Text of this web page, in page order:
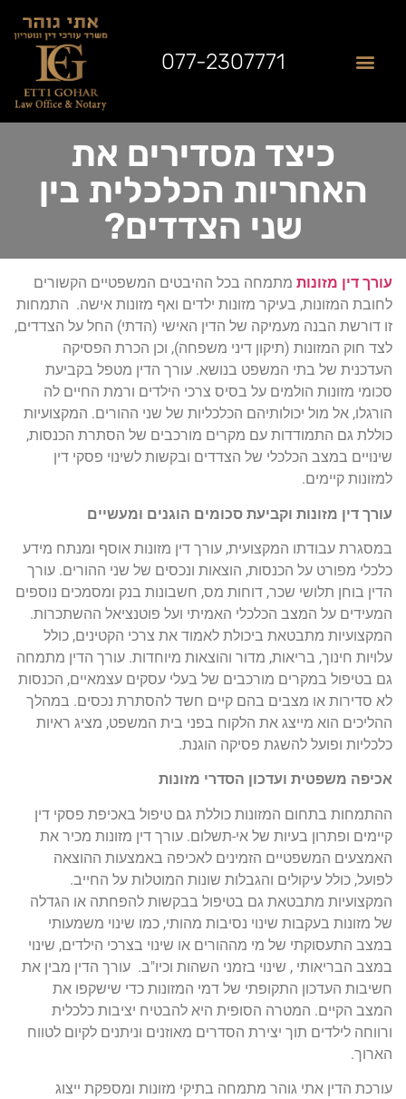
077-2307771
כיצד מסדירים את
האחריות הכלכלית בין
שני הצדדים?
עורך דין מזונות מתמחה בכל ההיבטים המשפטיים הקשורים
לחובת המזונות, בעיקר מזונות ילדים ואף מזונות אישה. התמחות
זו דורשת הבנה מעמיקה של הדין האישי (הדתי) החל על הצדדים,
לצד חוק המזונות (תיקון דיני משפחה), וכן הכרת הפסיקה
העדכנית של בתי המשפט בנושא. עורך הדין מטפל בקביעת
סכומי מזונות הולמים על בסיס צרכי הילדים ורמת החיים לה
הורגלו, אל מול יכולותיהם הכלכליות של שני ההורים. המקצועיות
כוללת גם התמודדות עם מקרים מורכבים של הסתרת הכנסות,
שינויים במצב הכלכלי של הצדדים ובקשות לשינוי פסקי דין
למזונות קיימים.
עורך דין מזונות וקביעת סכומים הוגנים ומעשיים
במסגרת עבודתו המקצועית, עורך דין מזונות אוסף ומנתח מידע
כלכלי מפורט על הכנסות, הוצאות ונכסים של שני ההורים. עורך
הדין בוחן תלושי שכר, דוחות מס, חשבונות בנק ומסמכים נוספים
המעידים על המצב הכלכלי האמיתי ועל פוטנציאל ההשתכרות.
המקצועיות מתבטאת ביכולת לאמוד את צרכי הקטינים, כולל
עלויות חינוך, בריאות, מדור והוצאות מיוחדות. עורך הדין מתמחה
גם בטיפול במקרים מורכבים של בעלי עסקים עצמאיים, הכנסות
לא סדירות או מצבים בהם קיים חשד להסתרת נכסים. במהלך
ההליכים הוא מייצג את הלקוח בפני בית המשפט, מציג ראיות
כלכליות ופועל להשגת פסיקה הוגנת.
אכיפה משפטית ועדכון הסדרי מזונות
ההתמחות בתחום המזונות כוללת גם טיפול באכיפת פסקי דין
קיימים ופתרון בעיות של אי-תשלום. עורך דין מזונות מכיר את
האמצעים המשפטיים הזמינים לאכיפה באמצעות ההוצאה
לפועל, כולל עיקולים והגבלות שונות המוטלות על החייב.
המקצועיות מתבטאת גם בטיפול בבקשות להפחתה או הגדלה
של מזונות בעקבות שינוי נסיבות מהותי, כמו שינוי משמעותי
במצב התעסוקתי של מי מההורים או שינוי בצרכי הילדים, שינוי
במצב הבריאותי , שינוי בזמני השהות וכיו"ב. עורך הדין מבין את
חשיבות העדכון התקופתי של דמי המזונות כדי שישקפו את
המצב הקיים. המטרה הסופית היא להבטיח יציבות כלכלית
ורווחה לילדים תוך יצירת הסדרים מאוזנים וניתנים לקיום לטווח
הארוך.
עורכת הדין אתי גוהר מתמחה בתיקי מזונות ומספקת ייצוג